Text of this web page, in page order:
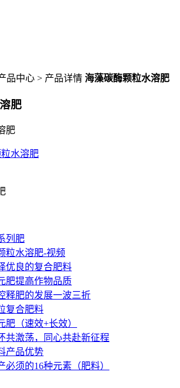
品中心 > 产品详情 海藻碳酶颗粒水溶肥
肥
列肥
粒水溶肥-视频
优良的复合肥料
肥提高作物品质
释肥的发展一波三折
复合肥料
肥（速效+长效）
共激荡，同心共赴新征程
产品优势
必须的16种元素（肥料）